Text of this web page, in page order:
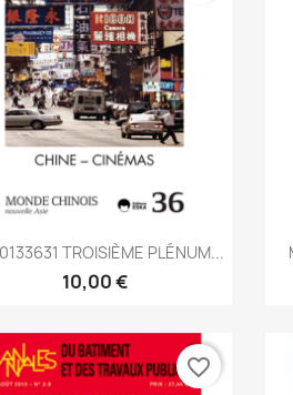
Aperçu rapide
TROISIÈME PLÉNUM...
10,00 €
favorite_border